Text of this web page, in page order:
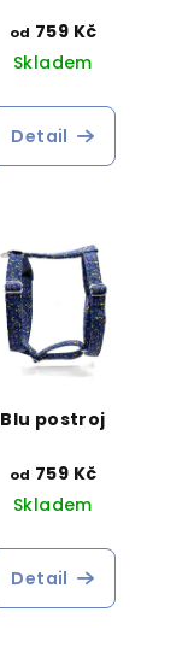
od 759 Kč
Skladem
Detail
Blu postroj
od 759 Kč
Skladem
Detail